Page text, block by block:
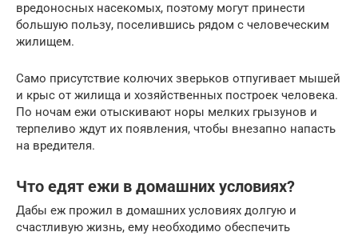
вредоносных насекомых, поэтому могут принести
большую пользу, поселившись рядом с человеческим
жилищем.
Само присутствие колючих зверьков отпугивает мышей
и крыс от жилища и хозяйственных построек человека.
По ночам ежи отыскивают норы мелких грызунов и
терпеливо ждут их появления, чтобы внезапно напасть
на вредителя.
Что едят ежи в домашних условиях?
Дабы еж прожил в домашних условиях долгую и
счастливую жизнь, ему необходимо обеспечить